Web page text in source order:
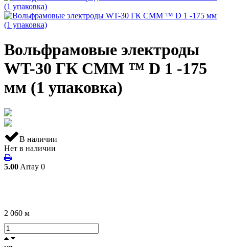
Вольфрамовые электроды
WT-30 ГК СММ ™ D 1 -175
мм (1 упаковка)
В наличии
Нет в наличии
5.00 Array 0
2 060 м